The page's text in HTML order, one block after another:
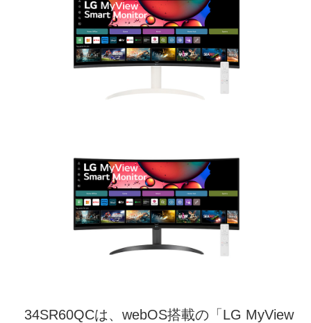
34SR60QCは、webOS搭載の「LG MyView